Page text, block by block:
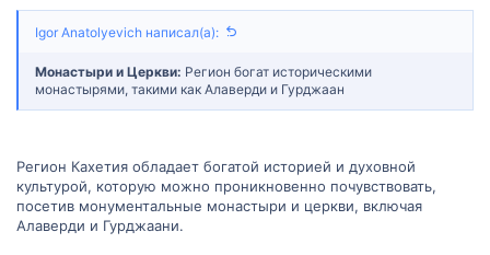
Igor Anatolyevich написал(а):
Монастыри и Церкви: Регион богат историческими
монастырями, такими как Алаверди и Гурджаан
Регион Кахетия обладает богатой историей и духовной
культурой, которую можно проникновенно почувствовать,
посетив монументальные монастыри и церкви, включая
Алаверди и Гурджаани.